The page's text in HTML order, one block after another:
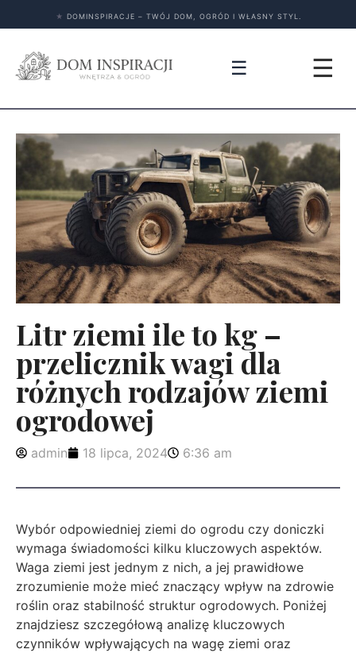
★ DOMINSPIRACJE – TWÓJ DOM, OGRÓD I WŁASNY STYL.
☰ ☰
Litr ziemi ile to kg –
przelicznik wagi dla
różnych rodzajów ziemi
ogrodowej
admin 18 lipca, 2024 6:36 am
Wybór odpowiedniej ziemi do ogrodu czy doniczki
wymaga świadomości kilku kluczowych aspektów.
Waga ziemi jest jednym z nich, a jej prawidłowe
zrozumienie może mieć znaczący wpływ na zdrowie
roślin oraz stabilność struktur ogrodowych. Poniżej
znajdziesz szczegółową analizę kluczowych
czynników wpływających na wagę ziemi oraz